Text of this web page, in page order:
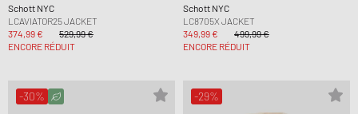
Schott NYC
LCAVIATOR25 JACKET
374,99 €
529,99 €
ENCORE RÉDUIT
Schott NYC
LC8705X JACKET
349,99 €
499,99 €
ENCORE RÉDUIT
-30% -29%